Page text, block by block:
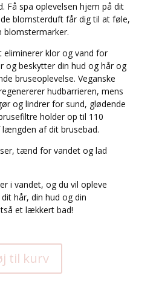
Få spa oplevelsen hjem på dit
blomsterduft får dig til at føle,
blomstermarker.
eliminerer klor og vand for
og beskytter din hud og hår og
bruseoplevelse. Veganske
hudbarrieren, mens
og lindrer for sund, glødende
holder op til 110
af dit brusebad.
tænd for vandet og lad
i vandet, og du vil opleve
hår, din hud og din
et lækkert bad!
til kurv